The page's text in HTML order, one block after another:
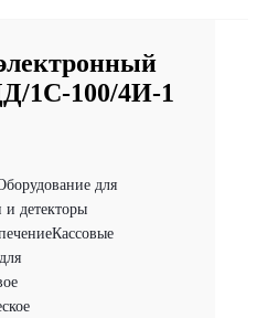
1С-100/4И-1
для
и детекторы
Кассовые